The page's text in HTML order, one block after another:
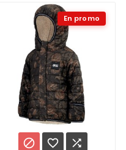
En promo
  